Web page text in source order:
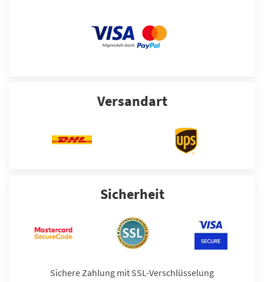
Versandart
Sicherheit
Sichere Zahlung mit SSL-Verschlüsselung